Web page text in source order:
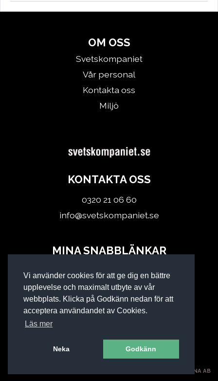
Vi använder cookies för att ge dig en bättre
upplevelse och maximalt utbyte av vår
webbplats. Klicka på Godkänn nedan för att
acceptera användandet av Cookies.
Läs mer
Neka Godkänn
OM OSS
Svetskompaniet
Vår personal
Kontakta oss
Miljö
KONTAKTA OSS
0320 21 06 60
info@svetskompaniet.se
MINA SNABBLÄNKAR
Köpvillkor
SVETSKOMPANIET I KINNA AB